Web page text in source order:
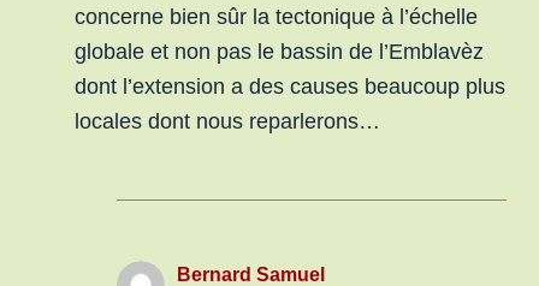
concerne bien sûr la tectonique à l’échelle
globale et non pas le bassin de l’Emblavèz
dont l’extension a des causes beaucoup plus
locales dont nous reparlerons…
Bernard Samuel